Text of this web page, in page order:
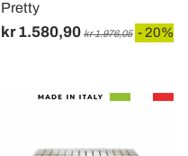
Pretty
kr 1.580,90 kr 1.976,05 - 20%